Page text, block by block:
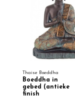
Thaise Boeddha
Boeddha in
gebed (antieke
finish